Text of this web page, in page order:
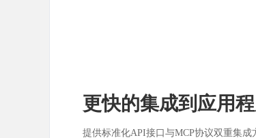
更快的集成到应用
提供标准化API接口与MCP协议双重集